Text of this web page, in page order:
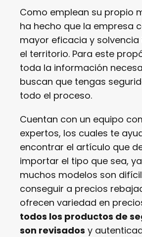
Como emplean su propio
ha hecho que la empresa
mayor eficacia y
el territorio. Para este
toda la información
buscan que tengas
todo el proceso.
Cuentan con un equipo
expertos, los cuales te
encontrar el artículo que
importar el tipo que sea,
muchos modelos son
conseguir a precios
ofrecen variedad en
todos los productos de
son revisados y